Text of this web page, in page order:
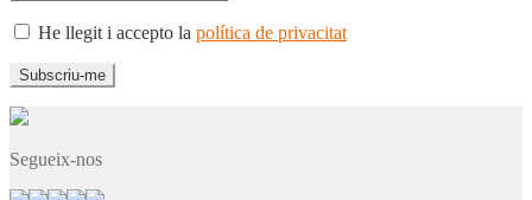
He llegit i accepto la política de privacitat
Segueix-nos